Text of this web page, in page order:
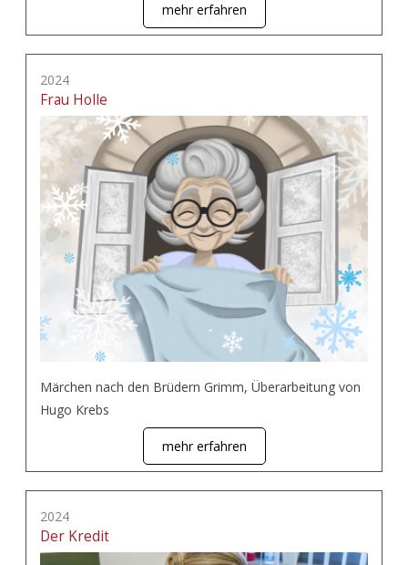
mehr erfahren
2024
Frau Holle
Märchen nach den Brüdern Grimm, Überarbeitung von
Hugo Krebs
mehr erfahren
2024
Der Kredit